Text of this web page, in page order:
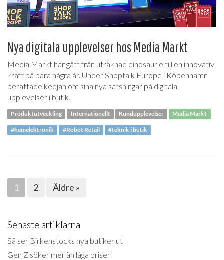
Nya digitala upplevelser hos Media Markt
Media Markt har gått från uträknad dinosaurie till en innovativ
kraft på bara några år. Under Shoptalk Europe i Köpenhamn
berättade kedjan om sina nya satsningar på digitala
upplevelser i butik.
Produktutveckling Internationellt Kundupplevelser Media Markt
#hemelektronik #Robot Retail #teknik i butik
1 2 Äldre »
Senaste artiklarna
Så ser Birkenstocks nya butiker ut
Gen Z söker mer än låga priser